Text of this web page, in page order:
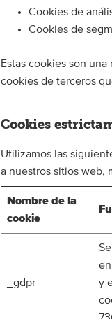
Cookies de
Cookies de
Estas cookies son
cookies de terceros
Cookies
Utilizamos las
a nuestros sitios web,
Nombre de la
cookie
_gdpr
y